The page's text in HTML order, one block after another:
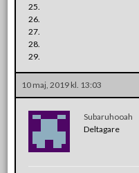
25.
26.
27.
28.
29.
10 maj, 2019 kl. 13:03
Subaruhooah
Deltagare